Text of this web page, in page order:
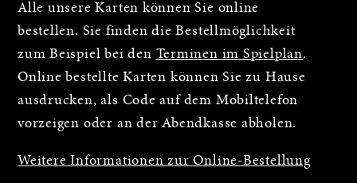
Alle unsere Karten können Sie online
bestellen. Sie finden die Bestellmöglichkeit
zum Beispiel bei den Terminen im Spielplan.
Online bestellte Karten können Sie zu Hause
ausdrucken, als Code auf dem Mobiltelefon
vorzeigen oder an der Abendkasse abholen.
Weitere Informationen zur Online-Bestellung